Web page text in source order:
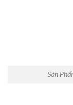
Sản